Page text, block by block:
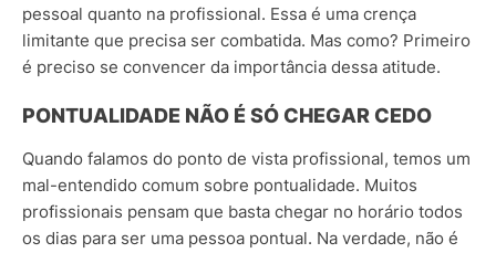
pessoal quanto na profissional. Essa é uma crença
limitante que precisa ser combatida. Mas como? Primeiro
é preciso se convencer da importância dessa atitude.
PONTUALIDADE NÃO É SÓ CHEGAR CEDO
Quando falamos do ponto de vista profissional, temos um
mal-entendido comum sobre pontualidade. Muitos
profissionais pensam que basta chegar no horário todos
os dias para ser uma pessoa pontual. Na verdade, não é